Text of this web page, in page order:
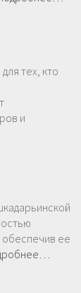
тех, кто
и
обеспечив ее